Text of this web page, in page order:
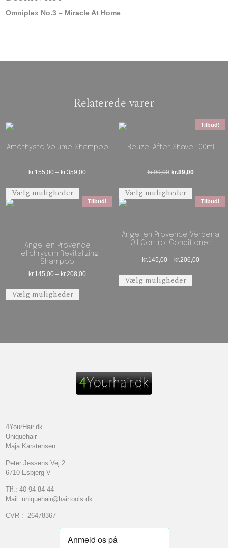
Omniplex No.3 – Miracle At Home
Relaterede varer
Améthyste Volume Shampoo
kr.155,00 – kr.359,00 Prisinterval: kr.155,00 til kr.359,00
Vælg muligheder
Tilbud!
Reuzel After Shave 100ml
kr.99,00 Den oprindelige pris
kr.89,00Den
Vælg muligheder
Tilbud!
Angel en Provence
Helichrysum Revitalizing
Shampoo
kr. 145,00 – kr. 208,00
Vælg muligheder
Dette vare har flere varianter. Mulighederne
Tilbud!
Angel en Provence Verbena
Oil Control Conditioner
kr. 145,00 – kr. 206,00
Vælg muligheder
4YourHair.dk
Uniquehair
Maja Karstensen
Peter Jessens Vej 2
6710 Esbjerg V
Tlf.: 40 94 84 44
Mail: uniquehair@hairtools.dk
CVR : 26478367